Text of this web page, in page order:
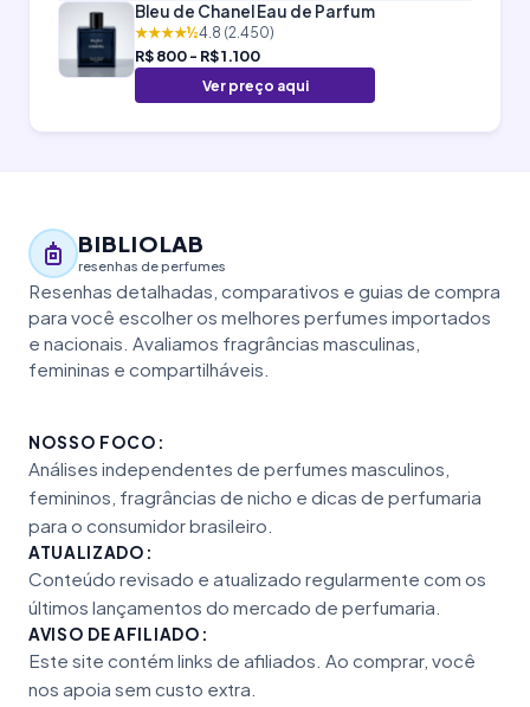
Bleu de Chanel Eau de Parfum
★★★★½4.8 (2.450)
R$ 800 - R$ 1.100
Ver preço aqui
BIBLIOLAB
resenhas de perfumes
Resenhas detalhadas, comparativos e guias de compra
para você escolher os melhores perfumes importados
e nacionais. Avaliamos fragrâncias masculinas,
femininas e compartilháveis.
NOSSO FOCO:
Análises independentes de perfumes masculinos,
femininos, fragrâncias de nicho e dicas de perfumaria
para o consumidor brasileiro.
ATUALIZADO:
Conteúdo revisado e atualizado regularmente com os
últimos lançamentos do mercado de perfumaria.
AVISO DE AFILIADO:
Este site contém links de afiliados. Ao comprar, você
nos apoia sem custo extra.